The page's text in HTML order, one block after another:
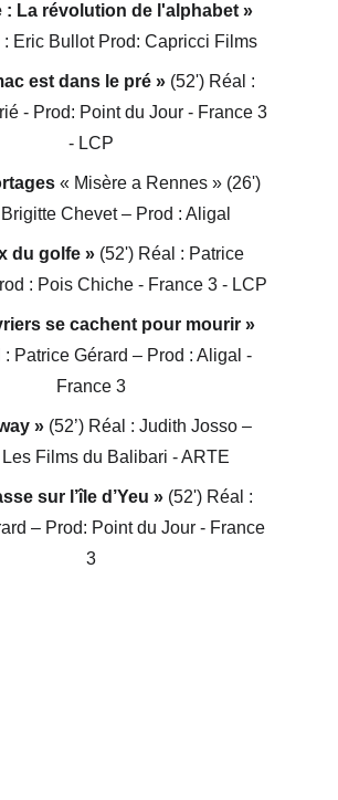
: La révolution de l'alphabet »
: Eric Bullot Prod: Capricci Films
est dans le pré » (52') Réal :
- Prod: Point du Jour - France 3
- LCP
« Misère a Rennes » (26')
Chevet – Prod : Aligal
du golfe » (52') Réal : Patrice
: Pois Chiche - France 3 - LCP
se cachent pour mourir »
: Patrice Gérard – Prod : Aligal -
France 3
» (52’) Réal : Judith Josso –
Les Films du Balibari - ARTE
sur l’île d’Yeu » (52') Réal :
– Prod: Point du Jour - France
3